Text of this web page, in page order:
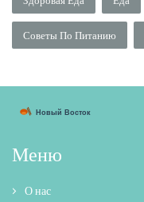
Советы По Питанию
Меню
О нас